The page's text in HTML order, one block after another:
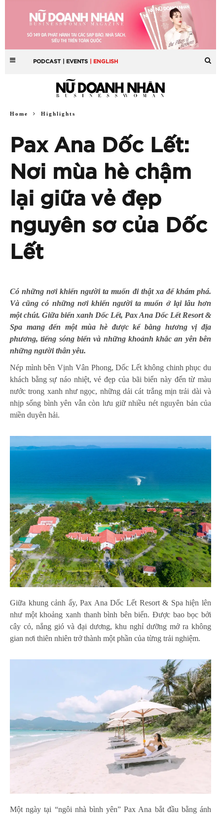
PODCAST | EVENTS | ENGLISH
Home Highlights
Pax Ana Dốc Lết:
Nơi mùa hè chậm
lại giữa vẻ đẹp
nguyên sơ của Dốc
Lết
Có những nơi khiến người ta muốn đi thật xa để khám phá.
Và cũng có những nơi khiến người ta muốn ở lại lâu hơn
một chút. Giữa biển xanh Dốc Lết, Pax Ana Dốc Lết Resort &
Spa mang đến một mùa hè được kể bằng hương vị địa
phương, tiếng sóng biển và những khoảnh khắc an yên bên
những người thân yêu.
Nép mình bên Vịnh Vân Phong, Dốc Lết không chinh phục du
khách bằng sự náo nhiệt, vẻ đẹp của bãi biển này đến từ màu
nước trong xanh như ngọc, những dải cát trắng mịn trải dài và
nhịp sống bình yên vẫn còn lưu giữ nhiều nét nguyên bản của
miền duyên hải.
Giữa khung cảnh ấy, Pax Ana Dốc Lết Resort & Spa hiện lên
như một khoảng xanh thanh bình bên biển. Được bao bọc bởi
cây cỏ, nắng gió và đại dương, khu nghỉ dưỡng mở ra không
gian nơi thiên nhiên trở thành một phần của từng trải nghiệm.
Một ngày tại “ngôi nhà bình yên” Pax Ana bắt đầu bằng ánh